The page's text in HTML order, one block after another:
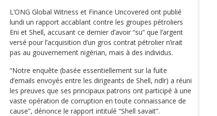
L’ONG Global Witness et Finance Uncovered ont publié
lundi un rapport accablant contre les groupes pétroliers
Eni et Shell, accusant ce dernier d’avoir “su” que l’argent
versé pour l’acquisition d’un gros contrat pétrolier n’irait
pas au gouvernement nigérian, mais à des individus.
“Notre enquête (basée essentiellement sur la fuite
d’emails envoyés entre les dirigeants de Shell, ndlr) a réuni
les preuves que ses principaux patrons ont participé à une
vaste opération de corruption en toute connaissance de
cause”, dénonce le rapport intitulé “Shell savait”.